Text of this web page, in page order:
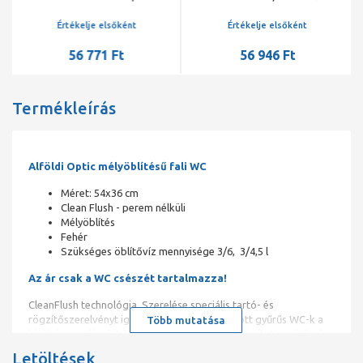
Rimfree, Fehér
Értékelje elsőként
56 771 Ft
fehér
Értékelje elsőként
56 946 Ft
Termékleírás
Alföldi Optic mélyöblítésű fali WC
Méret: 54x36 cm
Clean Flush - perem nélküli
Mélyöblítés
Fehér
Szükséges öblítővíz mennyisége 3/6, 3/4,5 l
Az ár csak a WC csészét tartalmazza!
CleanFlush technológia, Szerelése speciális tartó- és
rögzítőszerelvényt igényel A CleanFlush, nyitott gyűrűs WC-k a
higiénia egy új szintjét jelentik a WC-k terén. A nyitott gyűrűnek
köszönhetően a WC-k egy mozdulattal könnyedén tisztíthatók,
Több mutatása
Letöltések